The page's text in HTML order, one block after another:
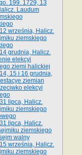
199. 1729, 13
Laudum
września, Halicz.
ziemskiego
grudnia, Halicz.
elekcyi
ziemi halickiej
15 i 16 grudnia,
ziemian
elekcyi
lipca, Halicz.
ziemskiego
lipca, Halicz.
ziemskiego
walny
września, Halicz.
ziemskiego